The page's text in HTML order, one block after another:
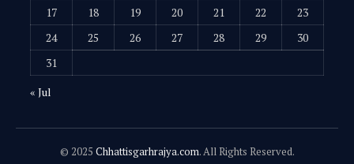
17
18 19 20 21 22
23
24
25 26 27 28 29
30
31
« Jul
© 2025 Chhattisgarhrajya.com. All Rights Reserved.